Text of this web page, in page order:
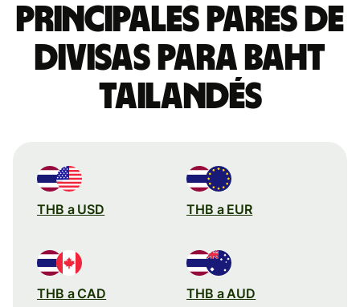
Principales pares de
divisas para baht
tailandés
THB a USD THB a EUR
THB a CAD THB a AUD